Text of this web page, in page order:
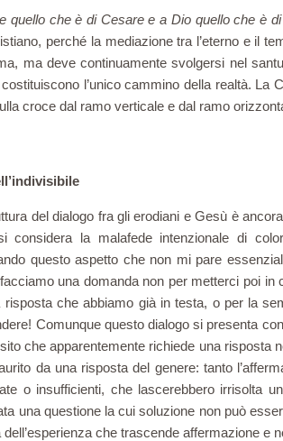
quello che è di Cesare e a Dio quello che è
perché la mediazione tra l’eterno e il
ma deve continuamente svolgersi nel
l’unico cammi­no della realtà. La
croce dal ramo verticale e dal ramo
del dialogo fra gli erodiani e Gesù è
considera la malafede intenziona­le di
questo aspetto che non mi pare
una domanda non per metterci poi in
risposta che abbiamo già in testa, o per la
Co­munque questo dialogo si presenta
che apparentemente richiede una risposta
da una ri­sposta del genere: tanto
o insufficienti, che lascerebbero irrisolta
una questione la cui soluzione non può
dell’esperienza che trascende affermazione e